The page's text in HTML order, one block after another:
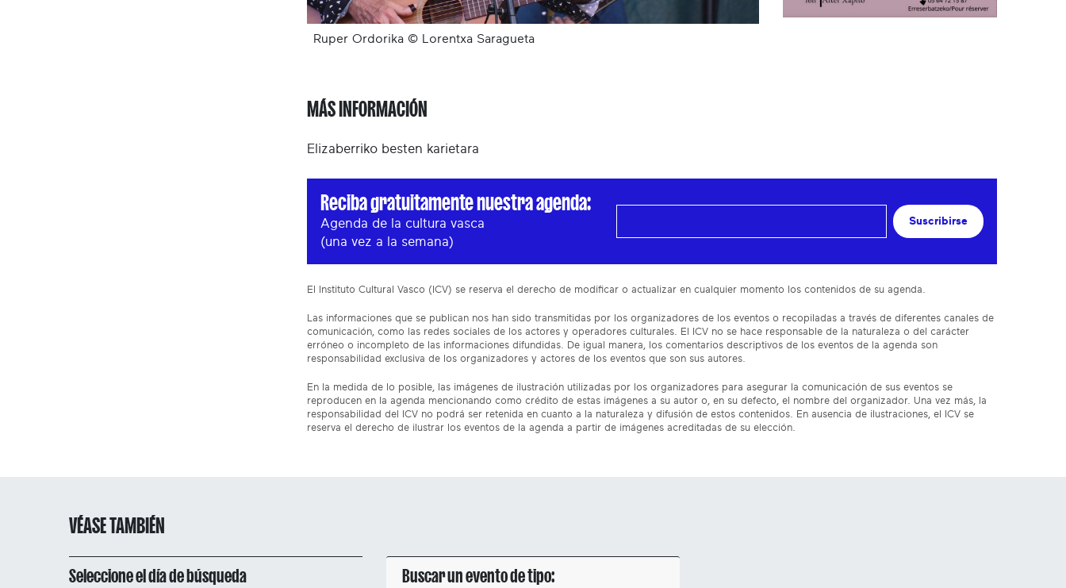
Ruper Ordorika © Lorentxa Saragueta
MÁS INFORMACIÓN
Elizaberriko besten karietara
Reciba gratuitamente nuestra agenda:
Agenda de la cultura vasca
(una vez a la semana)
Suscribirse
El Instituto Cultural Vasco (ICV) se reserva el derecho de modificar o actualizar en cualquier momento los contenidos de su agenda.
Las informaciones que se publican nos han sido transmitidas por los organizadores de los eventos o recopiladas a través de diferentes canales de
comunicación, como las redes sociales de los actores y operadores culturales. El ICV no se hace responsable de la naturaleza o del carácter
erróneo o incompleto de las informaciones difundidas. De igual manera, los comentarios descriptivos de los eventos de la agenda son
responsabilidad exclusiva de los organizadores y actores de los eventos que son sus autores.
En la medida de lo posible, las imágenes de ilustración utilizadas por los organizadores para asegurar la comunicación de sus eventos se
reproducen en la agenda mencionando como crédito de estas imágenes a su autor o, en su defecto, el nombre del organizador. Una vez más, la
responsabilidad del ICV no podrá ser retenida en cuanto a la naturaleza y difusión de estos contenidos. En ausencia de ilustraciones, el ICV se
reserva el derecho de ilustrar los eventos de la agenda a partir de imágenes acreditadas de su elección.
VÉASE TAMBIÉN
Seleccione el día de búsqueda Buscar un evento de tipo: